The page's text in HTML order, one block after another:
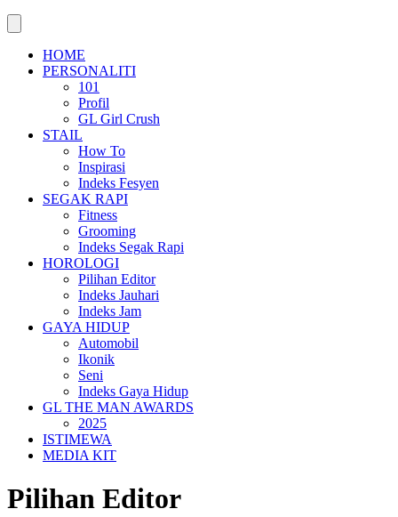
HOME
PERSONALITI
101
Profil
GL Girl Crush
STAIL
How To
Inspirasi
Indeks Fesyen
SEGAK RAPI
Fitness
Grooming
Indeks Segak Rapi
HOROLOGI
Pilihan Editor
Indeks Jauhari
Indeks Jam
GAYA HIDUP
Automobil
Ikonik
Seni
Indeks Gaya Hidup
GL THE MAN AWARDS
2025
ISTIMEWA
MEDIA KIT
Pilihan Editor